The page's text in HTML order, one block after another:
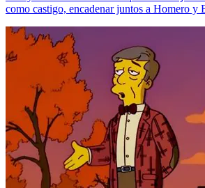
como castigo, encadenar juntos a Homero y